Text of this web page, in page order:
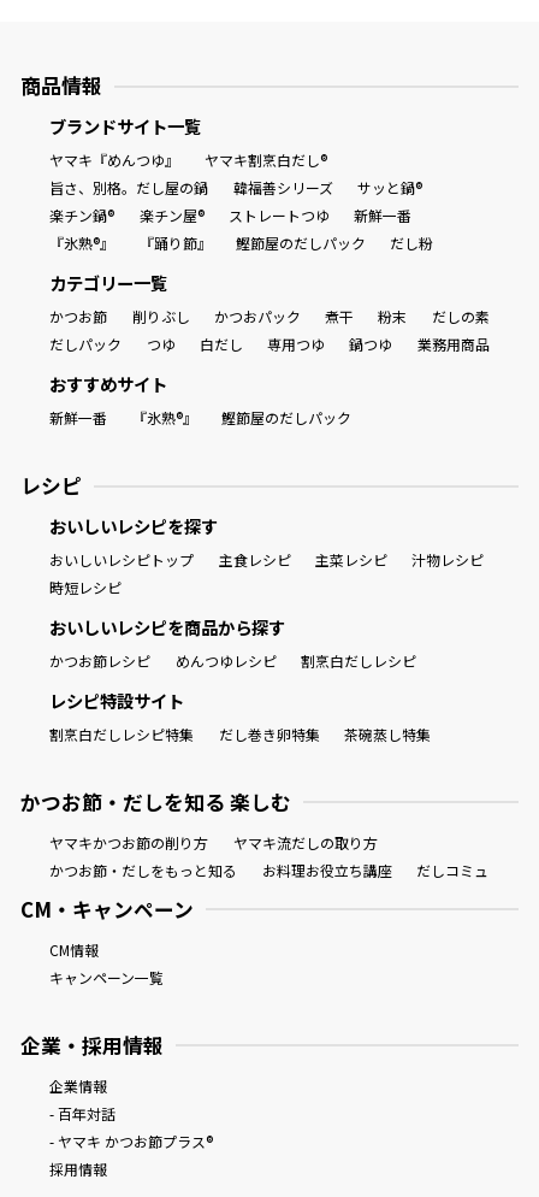
商品情報
ブランドサイト一覧
ヤマキ『めんつゆ』
ヤマキ割烹白だし®
旨さ、別格。だし屋の鍋
韓福善シリーズ
サッと鍋®
楽チン鍋®
楽チン屋® ストレートつゆ
新鮮一番
『氷熟®』
『踊り節』 鰹節屋のだしパック だし粉
カテゴリー一覧
かつお節 削りぶし かつおパック 煮干 粉末
だしの素
だしパック
つゆ 白だし 専用つゆ 鍋つゆ 業務用商品
おすすめサイト
新鮮一番 『氷熟®』 鰹節屋のだしパック
レシピ
おいしいレシピを探す
おいしいレシピトップ 主食レシピ 主菜レシピ
汁物レシピ
時短レシピ
おいしいレシピを商品から探す
かつお節レシピ めんつゆレシピ 割烹白だしレシピ
レシピ特設サイト
割烹白だしレシピ特集 だし巻き卵特集 茶碗蒸し特集
かつお節・だしを知る 楽しむ
ヤマキかつお節の削り方
ヤマキ流だしの取り方
かつお節・だしをもっと知る
お料理お役立ち講座 だしコミュ
CM・キャンペーン
CM情報
キャンペーン一覧
企業・採用情報
企業情報
- 百年対話
- ヤマキ かつお節プラス®
採用情報